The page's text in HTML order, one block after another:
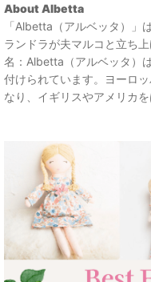
About Albetta
「Albetta（アルベッタ）」
ランドラが夫マルコと立ち
名：Albetta（アルベッタ）
付けられています。ヨーロ
なり、イギリスやアメリカ